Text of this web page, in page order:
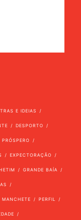
E IDEIAS
DESPORTO
EXPECTORAÇÃO
GRANDE BAÍA
MANCHETE PERFIL